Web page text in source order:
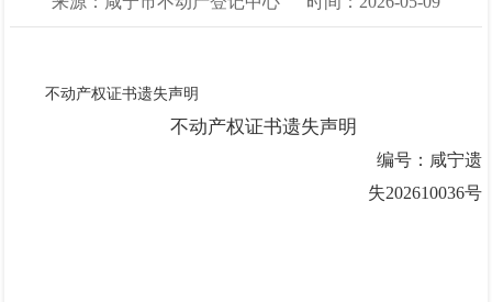
不动产权证书遗失声明
不动产权证书遗失声明
编号：咸宁遗
失202610036号